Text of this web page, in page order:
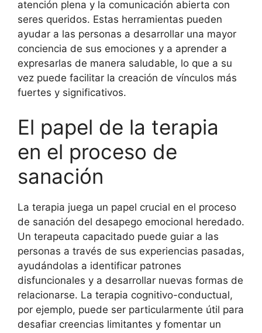
atención plena y la comunicación abierta con
seres queridos. Estas herramientas pueden
ayudar a las personas a desarrollar una mayor
conciencia de sus emociones y a aprender a
expresarlas de manera saludable, lo que a su
vez puede facilitar la creación de vínculos más
fuertes y significativos.
El papel de la terapia
en el proceso de
sanación
La terapia juega un papel crucial en el proceso
de sanación del desapego emocional heredado.
Un terapeuta capacitado puede guiar a las
personas a través de sus experiencias pasadas,
ayudándolas a identificar patrones
disfuncionales y a desarrollar nuevas formas de
relacionarse. La terapia cognitivo-conductual,
por ejemplo, puede ser particularmente útil para
desafiar creencias limitantes y fomentar un